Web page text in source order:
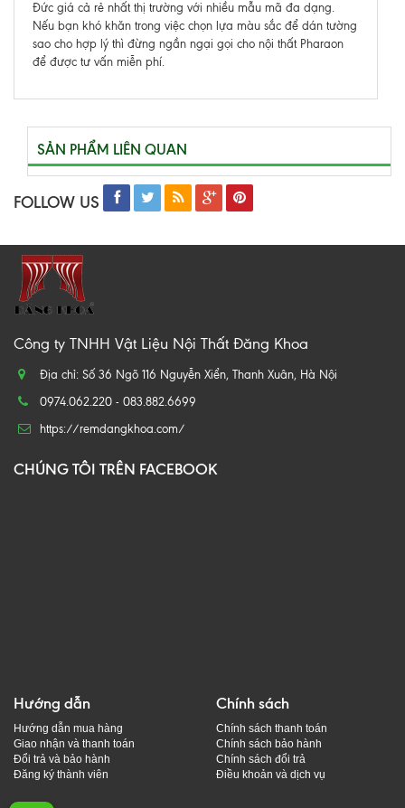
Đức giá cả rẻ nhất thị trường với nhiều mẫu mã đa dạng.
Nếu bạn khó khăn trong việc chọn lựa màu sắc để dán tường
sao cho hợp lý thì đừng ngần ngại gọi cho nội thất Pharaon
để được tư vấn miễn phí.
SẢN PHẨM LIÊN QUAN
FOLLOW US
Công ty TNHH Vật Liệu Nội Thất Đăng Khoa
Địa chỉ: Số 36 Ngõ 116 Nguyễn Xiển, Thanh Xuân, Hà Nội
0974.062.220 - 083.882.6699
https://remdangkhoa.com/
CHÚNG TÔI TRÊN FACEBOOK
Hướng dẫn
Hướng dẫn mua hàng
Giao nhận và thanh toán
Đổi trả và bảo hành
Đăng ký thành viên
Chính sách
Chính sách thanh toán
Chính sách bảo hành
Chính sách đổi trả
Điều khoản và dịch vụ